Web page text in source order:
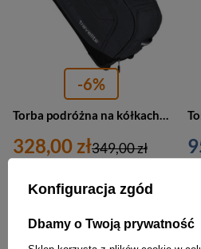
-6%
328,00 zł349,00 zł
Konfiguracja zgód
Dbamy o Twoją prywatność